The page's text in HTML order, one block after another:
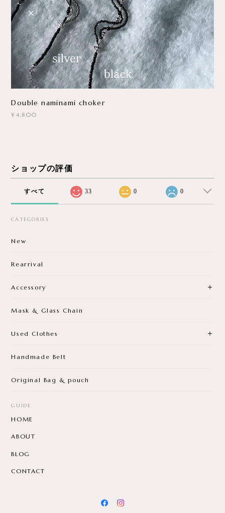
Double naminami choker
¥4,800
ショップの評価
すべて 33 0 0
CATEGORIES
New
Rearrival
Accessory
Mask & Glass Chain
Used Clothes
Handmade Belt
Original Bag & pouch
GUIDE
HOME
ABOUT
BLOG
CONTACT